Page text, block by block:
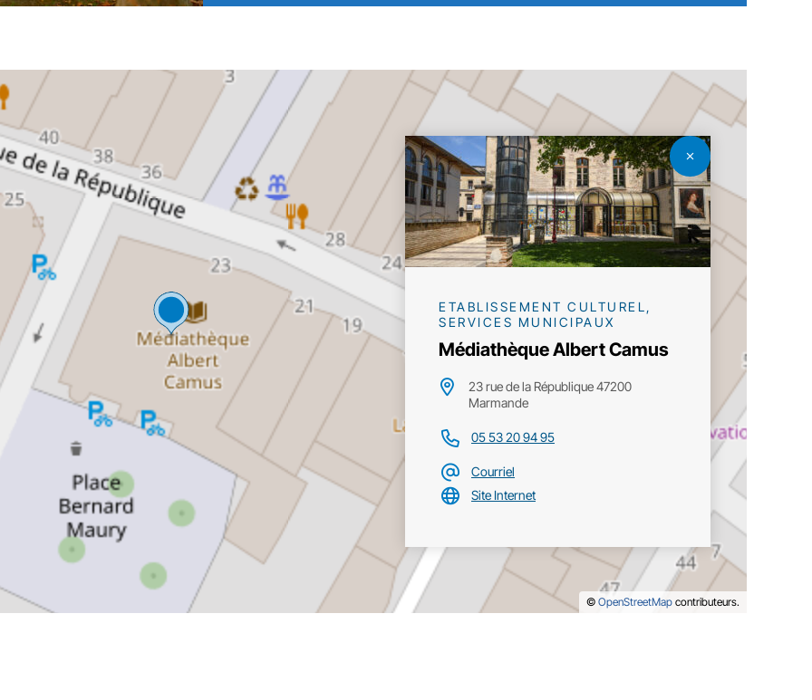
© OpenStreetMap contributeurs.
ETABLISSEMENT CULTUREL,
SERVICES MUNICIPAUX
Médiathèque Albert Camus
23 rue de la République 47200
Marmande
05 53 20 94 95
Courriel
Site Internet